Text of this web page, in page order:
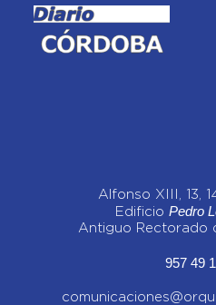
Alfonso XIII, 13,
Edificio Pedro
Antiguo Rectorado
957 49